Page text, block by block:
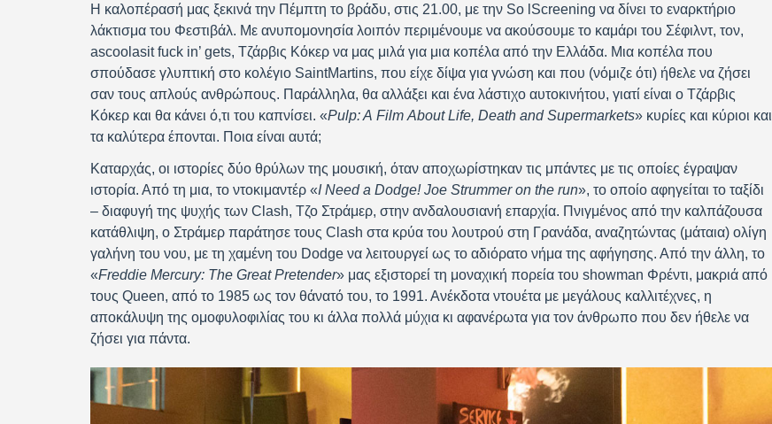
Η καλοπέρασή μας ξεκινά την Πέμπτη το βράδυ, στις 21.00, με την So lScreening να δίνει το εναρκτήριο
λάκτισμα του Φεστιβάλ. Με ανυπομονησία λοιπόν περιμένουμε να ακούσουμε το καμάρι του Σέφιλντ, τον,
ascoolasit fuck in’ gets, Τζάρβις Κόκερ να μας μιλά για μια κοπέλα από την Ελλάδα. Μια κοπέλα που
σπούδασε γλυπτική στο κολέγιο SaintMartins, που είχε δίψα για γνώση και που (νόμιζε ότι) ήθελε να ζήσει
σαν τους απλούς ανθρώπους. Παράλληλα, θα αλλάξει και ένα λάστιχο αυτοκινήτου, γιατί είναι ο Τζάρβις
Κόκερ και θα κάνει ό,τι του καπνίσει. «Pulp:A Film AboutLife, Death andSupermarkets» κυρίες και κύριοι και
τα καλύτερα έπονται. Ποια είναι αυτά;
Καταρχάς, οι ιστορίες δύο θρύλων της μουσική, όταν αποχωρίστηκαν τις μπάντες με τις οποίες έγραψαν
ιστορία. Από τη μια, το ντοκιμαντέρ «INeeda Dodge!Joe Strummeron the run», το οποίο αφηγείται το ταξίδι
– διαφυγή της ψυχής των Clash, Τζο Στράμερ, στην ανδαλουσιανή επαρχία. Πνιγμένος από την καλπάζουσα
κατάθλιψη, ο Στράμερ παράτησε τους Clash στα κρύα του λουτρού στη Γρανάδα, αναζητώντας (μάταια) ολίγη
γαλήνη του νου, με τη χαμένη του Dodge να λειτουργεί ως το αδιόρατο νήμα της αφήγησης. Από την άλλη, το
«Freddie Mercury: The GreatPretender» μας εξιστορεί τη μοναχική πορεία του showman Φρέντι, μακριά από
τους Queen, από το 1985 ως τον θάνατό του, το 1991. Ανέκδοτα ντουέτα με μεγάλους καλλιτέχνες, η
αποκάλυψη της ομοφυλοφιλίας του κι άλλα πολλά μύχια κι αφανέρωτα για τον άνθρωπο που δεν ήθελε να
ζήσει για πάντα.